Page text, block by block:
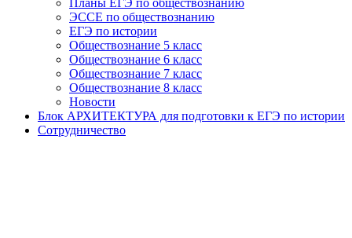
Планы ЕГЭ по обществознанию
ЭССЕ по обществознанию
ЕГЭ по истории
Обществознание 5 класс
Обществознание 6 класс
Обществознание 7 класс
Обществознание 8 класс
Новости
Блок АРХИТЕКТУРА для подготовки к ЕГЭ по истории
Сотрудничество